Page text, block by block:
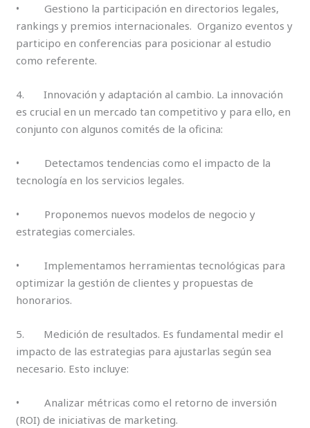
• Gestiono la participación en directorios legales,
rankings y premios internacionales. Organizo eventos y
participo en conferencias para posicionar al estudio
como referente.
4. Innovación y adaptación al cambio. La innovación
es crucial en un mercado tan competitivo y para ello, en
conjunto con algunos comités de la oficina:
• Detectamos tendencias como el impacto de la
tecnología en los servicios legales.
• Proponemos nuevos modelos de negocio y
estrategias comerciales.
• Implementamos herramientas tecnológicas para
optimizar la gestión de clientes y propuestas de
honorarios.
5. Medición de resultados. Es fundamental medir el
impacto de las estrategias para ajustarlas según sea
necesario. Esto incluye:
• Analizar métricas como el retorno de inversión
(ROI) de iniciativas de marketing.